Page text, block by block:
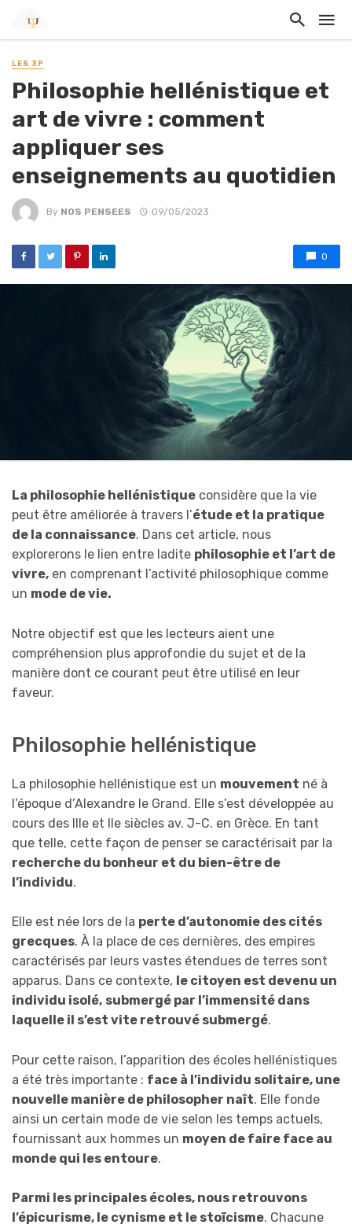
LES 3P
Philosophie hellénistique et
art de vivre : comment
appliquer ses
enseignements au quotidien
By NOS PENSEES 09/05/2023
0
La philosophie hellénistique considère que la vie
peut être améliorée à travers l’étude et la pratique
de la connaissance. Dans cet article, nous
explorerons le lien entre ladite philosophie et l’art de
vivre, en comprenant l’activité philosophique comme
un mode de vie.
Notre objectif est que les lecteurs aient une
compréhension plus approfondie du sujet et de la
manière dont ce courant peut être utilisé en leur
faveur.
Philosophie hellénistique
La philosophie hellénistique est un mouvement né à
l’époque d’Alexandre le Grand. Elle s’est développée au
cours des IIIe et IIe siècles av. J-C. en Grèce. En tant
que telle, cette façon de penser se caractérisait par la
recherche du bonheur et du bien-être de
l’individu.
Elle est née lors de la perte d’autonomie des cités
grecques. À la place de ces dernières, des empires
caractérisés par leurs vastes étendues de terres sont
apparus. Dans ce contexte, le citoyen est devenu un
individu isolé, submergé par l’immensité dans
laquelle il s’est vite retrouvé submergé.
Pour cette raison, l’apparition des écoles hellénistiques
a été très importante : face à l’individu solitaire, une
nouvelle manière de philosopher naît. Elle fonde
ainsi un certain mode de vie selon les temps actuels,
fournissant aux hommes un moyen de faire face au
monde qui les entoure.
Parmi les principales écoles, nous retrouvons
l’épicurisme, le cynisme et le stoïcisme. Chacune